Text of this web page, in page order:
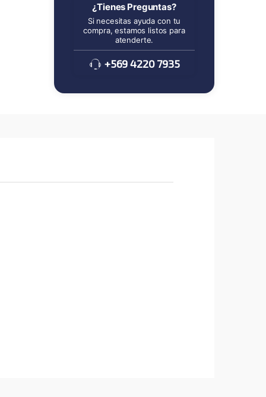
¿Tienes Preguntas?
Si necesitas ayuda con tu
compra, estamos listos para
atenderte.
+569 4220 7935